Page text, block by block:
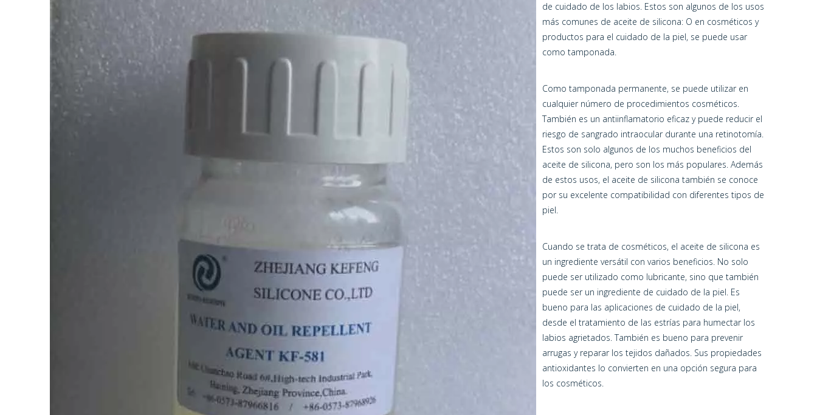
de cuidado de los labios. Estos son algunos de los usos
más comunes de aceite de silicona: O en cosméticos y
productos para el cuidado de la piel, se puede usar
como tamponada.
Como tamponada permanente, se puede utilizar en
cualquier número de procedimientos cosméticos.
También es un antiinflamatorio eficaz y puede reducir el
riesgo de sangrado intraocular durante una retinotomía.
Estos son solo algunos de los muchos beneficios del
aceite de silicona, pero son los más populares. Además
de estos usos, el aceite de silicona también se conoce
por su excelente compatibilidad con diferentes tipos de
piel.
Cuando se trata de cosméticos, el aceite de silicona es
un ingrediente versátil con varios beneficios. No solo
puede ser utilizado como lubricante, sino que también
puede ser un ingrediente de cuidado de la piel. Es
bueno para las aplicaciones de cuidado de la piel,
desde el tratamiento de las estrías para humectar los
labios agrietados. También es bueno para prevenir
arrugas y reparar los tejidos dañados. Sus propiedades
antioxidantes lo convierten en una opción segura para
los cosméticos.